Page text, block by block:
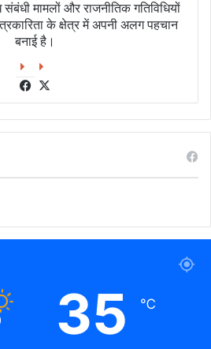
मामलों और राजनीतिक गतिविधियों
के क्षेत्र में अपनी अलग पहचान
बनाई है।
Facebook
35 ℃